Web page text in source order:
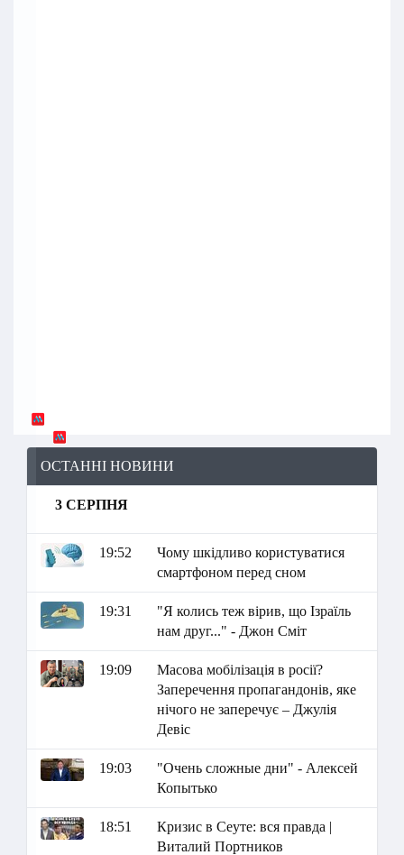
ОСТАННІ НОВИНИ
3 СЕРПНЯ
19:52
Чому шкідливо користуватися
смартфоном перед сном
19:31
"Я колись теж вірив, що Ізраїль
нам друг..." - Джон Сміт
19:09
Масова мобілізація в росії?
Заперечення пропагандонів, яке
нічого не заперечує – Джулія
Девіс
19:03
"Очень сложные дни" - Алексей
Копытько
18:51
Кризис в Сеуте: вся правда |
Виталий Портников